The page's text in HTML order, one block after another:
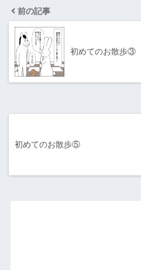
前の記事
初めてのお散歩③
初めてのお散歩⑤